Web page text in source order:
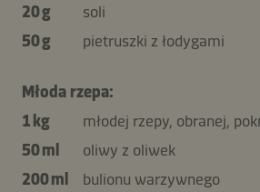
20 g
soli
50 g
pietruszki z łodygami
Młoda rzepa:
1 kg
młodej rzepy, obranej,
50 ml
oliwy z oliwek
200 ml
bulionu warzywnego